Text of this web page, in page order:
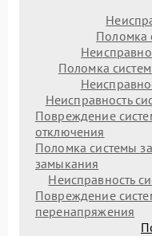
Поломка
Поломка
Неисправность
Повреждение
отключения
Поломка системы
замыкания
Неисправность
Повреждение
перенапряжения